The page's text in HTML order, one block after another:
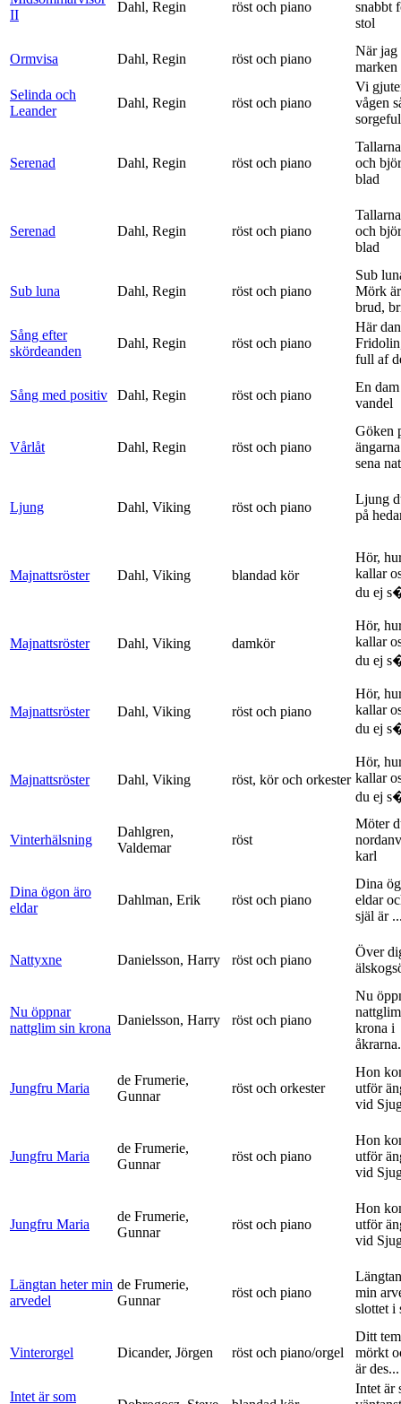
II
Dahl, Regin röst och piano
snabbt
stol
Ormvisa Dahl, Regin röst och piano
När jag
marken
Selinda och
Leander
Dahl, Regin röst och piano
Vi
vågen
Serenad Dahl, Regin röst och piano
och
blad
Serenad Dahl, Regin röst och piano
och
blad
Sub luna Dahl, Regin röst och piano
Sub
Mörk
brud,
Sång efter
skördeanden
Dahl, Regin röst och piano
Här
full af
Sång med positiv Dahl, Regin röst och piano
En
vandel
Vårlåt Dahl, Regin röst och piano
Göken
sena
Ljung Dahl, Viking röst och piano
Ljung
på
Majnattsröster Dahl, Viking blandad kör
Hör,
kallar
du ej
Majnattsröster Dahl, Viking damkör
Hör,
kallar
du ej
Majnattsröster Dahl, Viking röst och piano
Hör,
kallar
du ej
Majnattsröster Dahl, Viking röst, kör och orkester
Hör,
kallar
du ej
Vinterhälsning
Dahlgren,
Valdemar
röst
Möter
karl
Dina ögon äro
eldar
Dahlman, Erik röst och piano
Dina
eldar
själ är
Nattyxne Danielsson, Harry röst och piano
Över
Nu öppnar
nattglim sin krona
Danielsson, Harry röst och piano
Nu
krona i
Jungfru Maria
de Frumerie,
Gunnar
röst och orkester
Hon
utför
vid
Jungfru Maria
de Frumerie,
Gunnar
röst och piano
Hon
utför
vid
Jungfru Maria
de Frumerie,
Gunnar
röst och piano
Hon
utför
vid
Längtan heter min
arvedel
de Frumerie,
Gunnar
röst och piano
min
slottet i
Vinterorgel Dicander, Jörgen röst och piano/orgel
Ditt
mörkt
är des...
Intet är som
Intet är